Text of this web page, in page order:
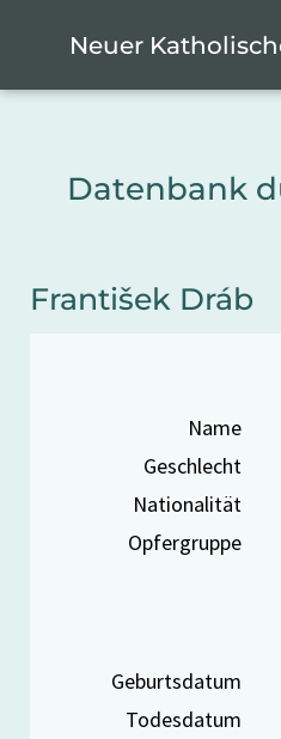
Neuer
Datenbank
František Dráb
Name
Geschlecht
Nationalität
Opfergruppe
Geburtsdatum
Todesdatum